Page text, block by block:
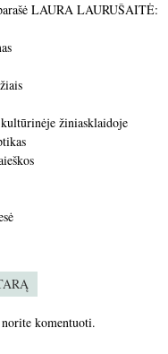
LAURA LAURUŠAITĖ:
žiniasklaidoje
komentuoti.